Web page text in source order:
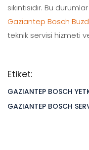
sıkıntısıdır. Bu
Gaziantep Bosch
teknik servisi hizmeti
Etiket:
GAZIANTEP BOSCH
GAZIANTEP BOSCH